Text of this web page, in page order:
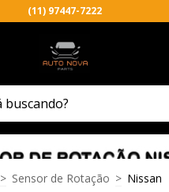
(11) 97447-7222
> Sensor de Rotação > Nissan